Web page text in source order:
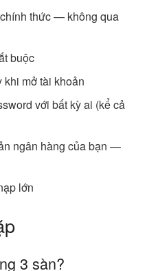
thức — không qua
buộc
khi mở tài khoản
với bất kỳ ai (kể cả
ngân hàng của bạn —
lớn
3 sàn?